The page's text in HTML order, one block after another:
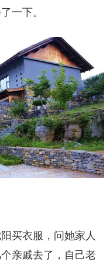
一下。
买衣服，问她家人
亲戚去了，自己老